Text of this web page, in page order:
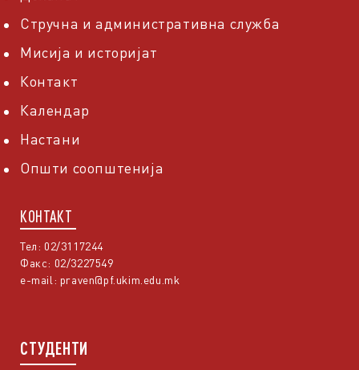
Стручна и административна служба
Мисија и историјат
Контакт
Календар
Настани
Општи соопштенија
КОНТАКТ
Тел: 02/3117244
Факс: 02/3227549
e-mail: praven@pf.ukim.edu.mk
СТУДЕНТИ